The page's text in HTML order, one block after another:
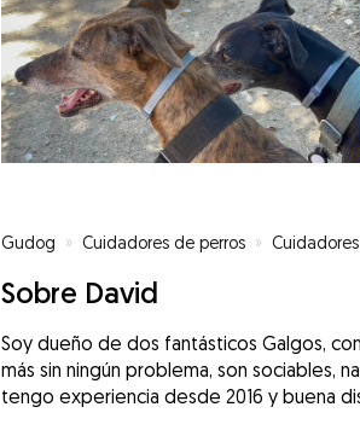
Gudog » Cuidadores de perros »
Sobre David
Soy dueño de dos fantásticos Galgos,
más sin ningún problema, son sociables,
tengo experiencia desde 2016 y buena